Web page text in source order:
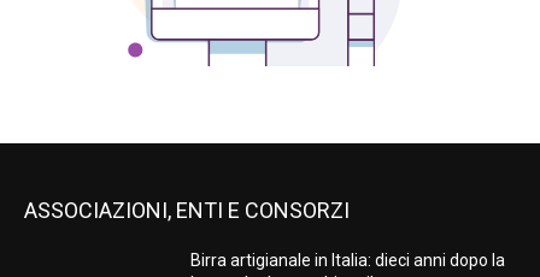
ASSOCIAZIONI, ENTI E CONSORZI
Birra artigianale in Italia: dieci anni dopo la